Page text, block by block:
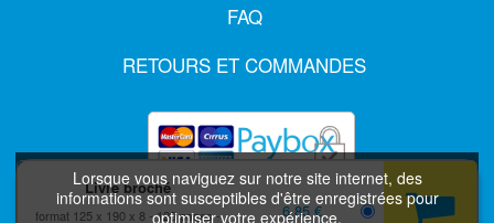
Lorsque vous naviguez sur notre site internet, des
informations sont susceptibles d'être enregistrées pour
optimiser votre expérience.
Livre broché
format 125 x 190 x 8 128 pages 6,85 €
FAQ
RETOURS ET COMMANDES